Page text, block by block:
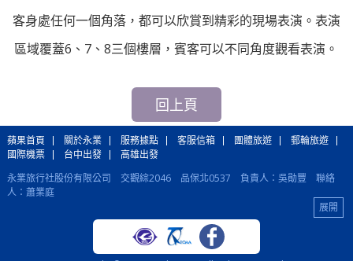
客身處任何一個角落，都可以欣賞到精彩的現場表演。表演
區域覆蓋6、7、8三個樓層，賓客可以不同角度觀看表演。
回上頁
蘋果首頁 關於永業 服務據點 客服信箱 團體旅遊
郵輪旅遊
國際機票
台中出發
高雄出發
永業旅行社股份有限公司 交觀綜2046 品保北0537 負責人：吳勛豐 聯絡
人：蕭業庭
蘋果旅行社股份有限公司 交觀甲6350 品保北1305 負責人：侯孝祥 聯絡
國際機票：(02)2515-5990 國際訂房、各國自由行：(02)2502-5110 郵輪旅